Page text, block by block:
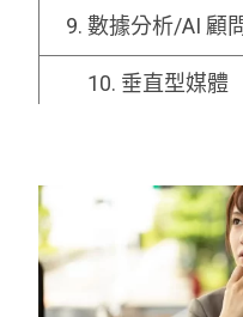
9. 數據分析/AI 顧
10. 垂直型媒體